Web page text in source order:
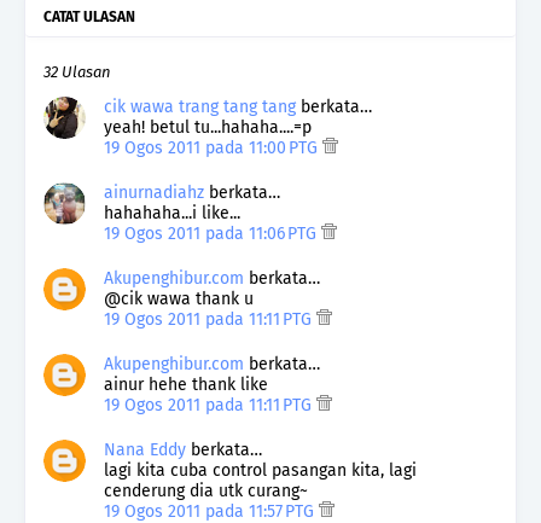
CATAT ULASAN
32 Ulasan
cik wawa trang tang tang berkata…
yeah! betul tu...hahaha....=p
19 Ogos 2011 pada 11:00 PTG
ainurnadiahz berkata…
hahahaha...i like...
19 Ogos 2011 pada 11:06 PTG
Akupenghibur.com berkata…
@cik wawa thank u
19 Ogos 2011 pada 11:11 PTG
Akupenghibur.com berkata…
ainur hehe thank like
19 Ogos 2011 pada 11:11 PTG
Nana Eddy berkata…
lagi kita cuba control pasangan kita, lagi
cenderung dia utk curang~
19 Ogos 2011 pada 11:57 PTG